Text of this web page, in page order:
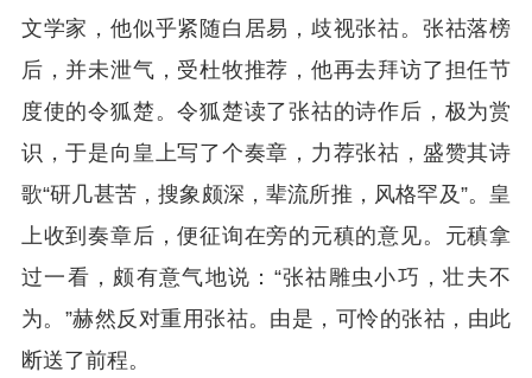
文学家，他似乎紧随白居易，歧视张祜。张祜落榜
后，并未泄气，受杜牧推荐，他再去拜访了担任节
度使的令狐楚。令狐楚读了张祜的诗作后，极为赏
识，于是向皇上写了个奏章，力荐张祜，盛赞其诗
歌“研几甚苦，搜象颇深，辈流所推，风格罕及”。皇
上收到奏章后，便征询在旁的元稹的意见。元稹拿
过一看，颇有意气地说：“张祜雕虫小巧，壮夫不
为。”赫然反对重用张祜。由是，可怜的张祜，由此
断送了前程。